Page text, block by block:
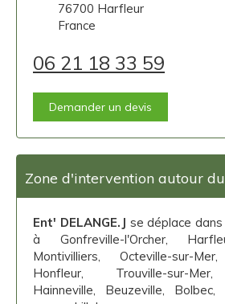
76700 Harfleur
France
06 21 18 33 59
Demander un devis
Zone d'intervention autour
Ent' DELANGE.J se déplace
à Gonfreville-l'Orcher,
Montivilliers, Octeville-sur-
Honfleur, Trouville-sur-Mer,
Hainneville, Beuzeville,